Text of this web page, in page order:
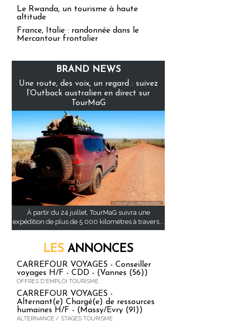
Le Rwanda, un tourisme à haute
altitude
France, Italie : randonnée dans le
Mercantour frontalier
BRAND NEWS
Une route, des voix, un regard : suivez
l’Outback australien en direct sur
TourMaG
À partir du 24 juillet, TourMaG suivra une
expédition de plus de 5 000 kilomètres à travers...
LES ANNONCES
CARREFOUR VOYAGES - Conseiller
voyages H/F - CDD - (Vannes (56))
OFFRES D'EMPLOI TOURISME
CARREFOUR VOYAGES -
Alternant(e) Chargé(e) de ressources
humaines H/F - (Massy/Evry (91))
ALTERNANCE / STAGES TOURISME